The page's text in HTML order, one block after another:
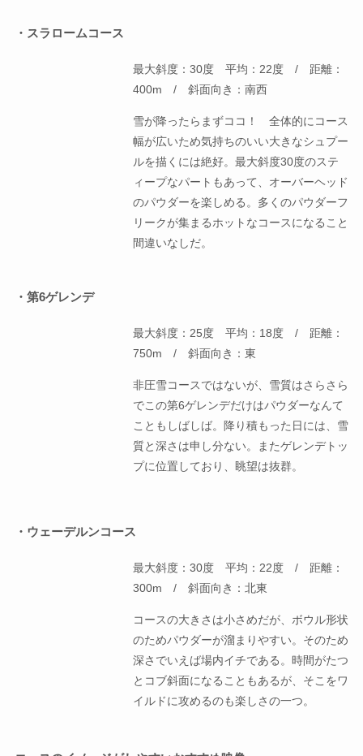
・スラロームコース
最大斜度：30度 平均：22度 / 距離：
400m / 斜面向き：南西
雪が降ったらまずココ！ 全体的にコース
幅が広いため気持ちのいい大きなシュプー
ルを描くには絶好。最大斜度30度のステ
ィープなパートもあって、オーバーヘッド
のパウダーを楽しめる。多くのパウダーフ
リークが集まるホットなコースになること
間違いなしだ。
・第6ゲレンデ
最大斜度：25度 平均：18度 / 距離：
750m / 斜面向き：東
非圧雪コースではないが、雪質はさらさら
でこの第6ゲレンデだけはパウダーなんて
こともしばしば。降り積もった日には、雪
質と深さは申し分ない。またゲレンデトッ
プに位置しており、眺望は抜群。
・ウェーデルンコース
最大斜度：30度 平均：22度 / 距離：
300m / 斜面向き：北東
コースの大きさは小さめだが、ボウル形状
のためパウダーが溜まりやすい。そのため
深さでいえば場内イチである。時間がたつ
とコブ斜面になることもあるが、そこをワ
イルドに攻めるのも楽しさの一つ。